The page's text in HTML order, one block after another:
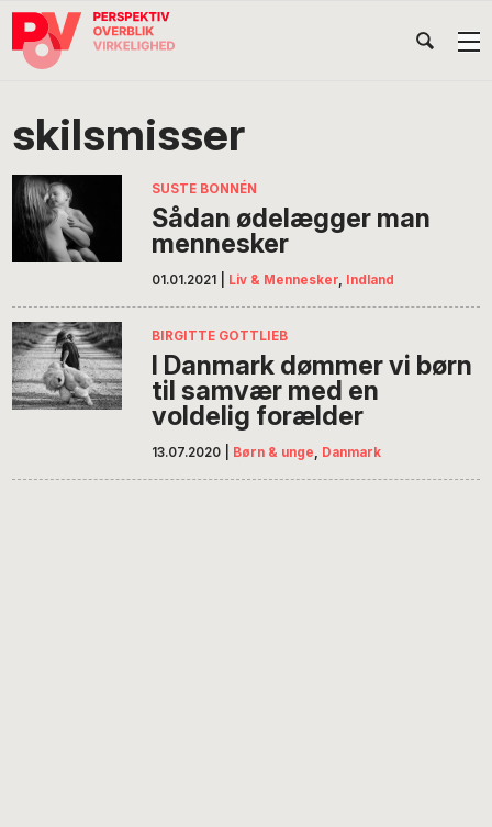
Gå
direkte
navigation
Skip
indhold
Gå
direkte
POV
International
skilsmisser
SUSTE BONNÉN
Sådan ødelægger man
mennesker
01.01.2021 Liv & Mennesker, Indland
BIRGITTE GOTTLIEB
I Danmark dømmer vi børn
til samvær med en
voldelig forælder
13.07.2020 Børn & unge, Danmark